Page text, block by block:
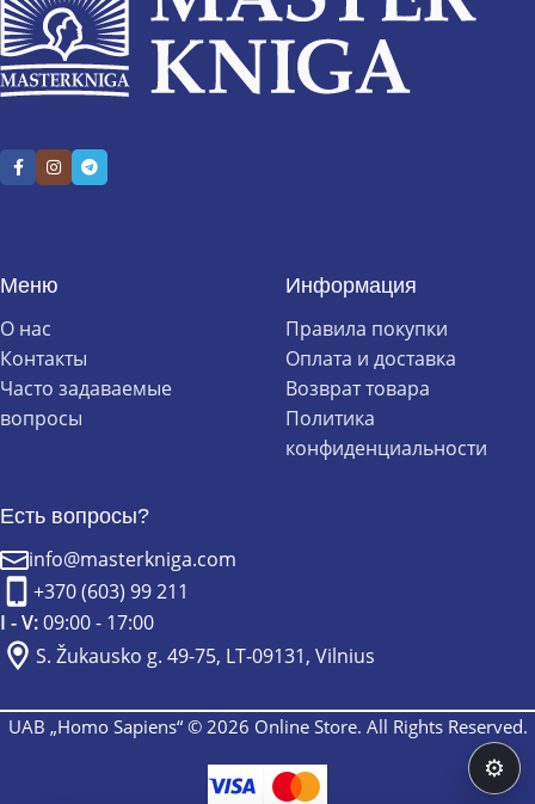
Меню
О нас
Контакты
Часто задаваемые
вопросы
Информация
Правила покупки
Оплата и доставка
Возврат товара
Политика
конфиденциальности
Есть вопросы?
info@masterkniga.com
+370 (603) 99 211
I - V:09:00 - 17:00
S. Žukausko g. 49-75, LT-09131, Vilnius
UAB „Homo Sapiens“ © 2026 Online Store. All Rights Reserved.
⚙